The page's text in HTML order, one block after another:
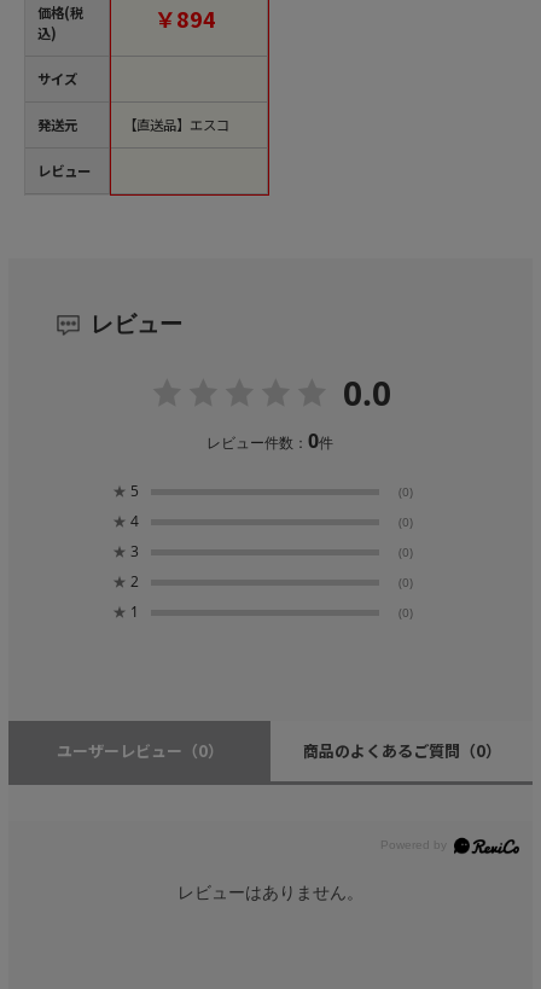
価格(税
込)
サイズ
発送元
レビュー
￥894
【直送品】エスコ
レビュー
0.0
レビュー件数：0件
★ 5 (0)
★ 4 (0)
★ 3 (0)
★ 2 (0)
★ 1 (0)
ユーザーレビュー （0） 商品のよくあるご質問 （0）
レビューはありません。